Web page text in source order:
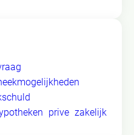
prive zakelijk